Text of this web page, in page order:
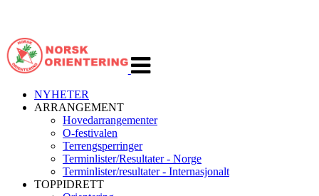
navigasjon
NYHETER
ARRANGEMENT
Hovedarrangementer
O-festivalen
Terrengsperringer
Terminlister/Resultater - Norge
Terminlister/resultater - Internasjonalt
TOPPIDRETT